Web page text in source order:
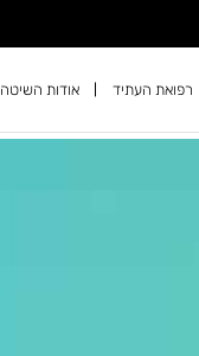
רפואת העתיד אודות השיטה